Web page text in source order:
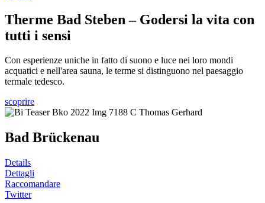
Therme Bad Steben – Godersi la vita con
tutti i sensi
Con esperienze uniche in fatto di suono e luce nei loro mondi
acquatici e nell'area sauna, le terme si distinguono nel paesaggio
termale tedesco.
scoprire
Bad Brückenau
Details
Dettagli
Raccomandare
Twitter